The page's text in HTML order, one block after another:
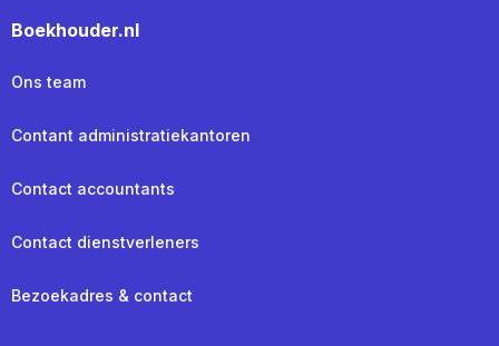
Boekhouder.nl
Ons team
Contant administratiekantoren
Contact accountants
Contact dienstverleners
Bezoekadres & contact